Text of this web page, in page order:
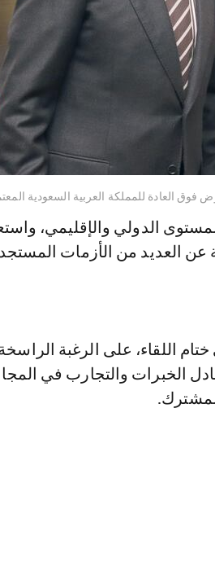
العادة للمملكة العربية السعودية
الدولي والإقليمي،
عن العديد من الأزمات
اللقاء، على الرغبة
الخبرات والتجارب في